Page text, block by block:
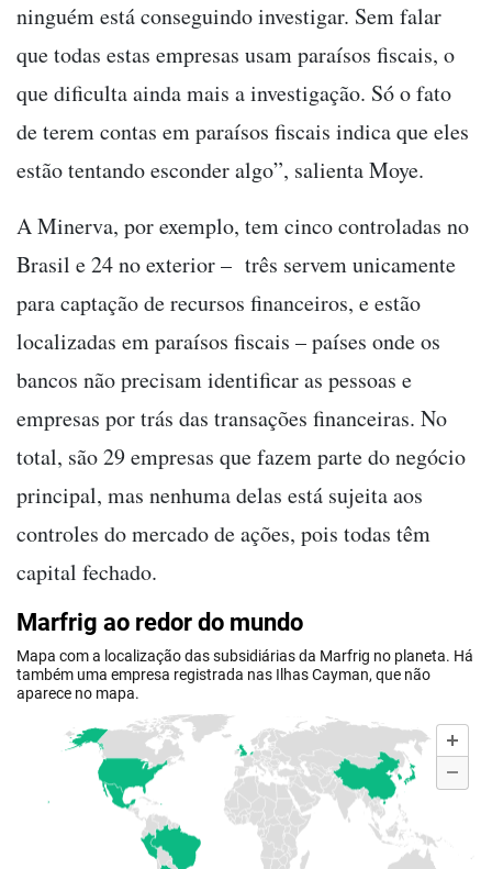
ninguém está conseguindo investigar. Sem falar
que todas estas empresas usam paraísos fiscais, o
que dificulta ainda mais a investigação. Só o fato
de terem contas em paraísos fiscais indica que eles
estão tentando esconder algo”, salienta Moye.
A Minerva, por exemplo, tem cinco controladas no
Brasil e 24 no exterior– três servem unicamente
para captação de recursos financeiros, e estão
localizadas em paraísos fiscais – países onde os
bancos não precisam identificar as pessoas e
empresas por trás das transações financeiras. No
total, são 29 empresas que fazem parte do negócio
principal, mas nenhuma delas está sujeita aos
controles do mercado de ações, pois todas têm
capital fechado.